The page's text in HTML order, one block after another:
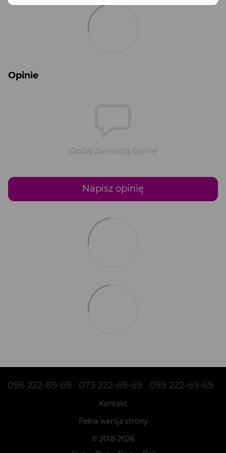
Opinie
Dodaj pierwszą opinię
Napisz opinię
096 222-69-69 073 222-69-69 099 222-69-69
Kontakt
Pełna wersja strony
© 2018-2026